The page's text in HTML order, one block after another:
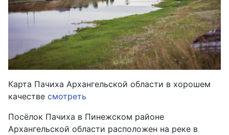
Карта Пачиха Архангельской области в хорошем
качестве смотреть
Посёлок Пачиха в Пинежском районе
Архангельской области расположен на реке в